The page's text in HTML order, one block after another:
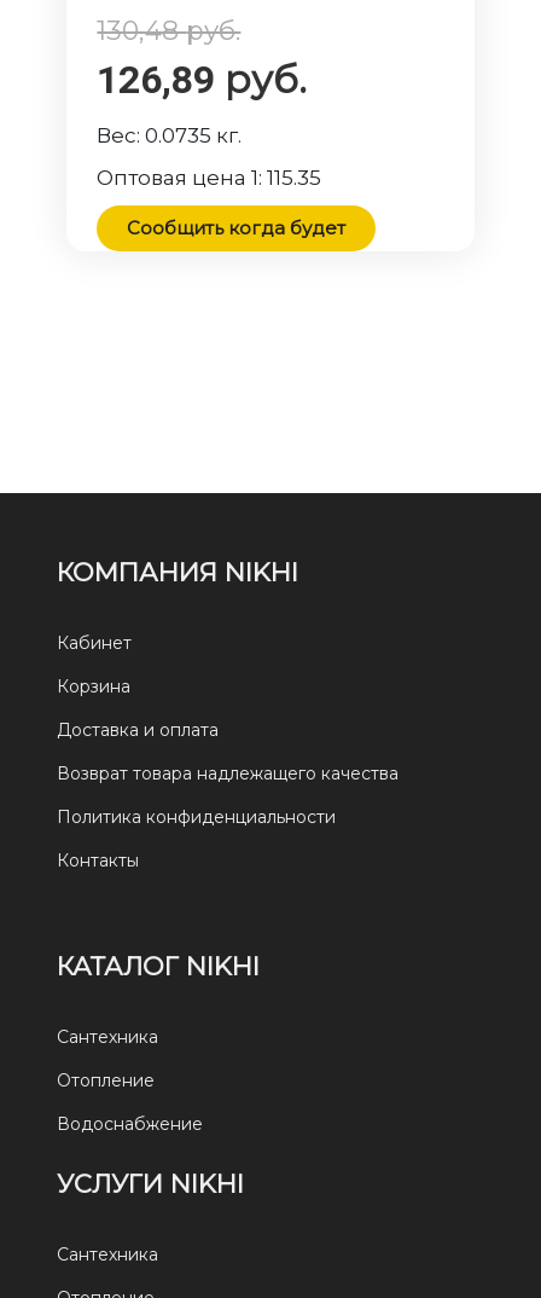
130,48руб.
126,89 руб.
Вес:0.0735 кг.
Оптовая цена 1:115.35
Сообщить когда будет
КОМПАНИЯ NIKHI
Кабинет
Корзина
Доставка и оплата
Возврат товара надлежащего качества
Политика конфиденциальности
Контакты
КАТАЛОГ NIKHI
Сантехника
Отопление
Водоснабжение
УСЛУГИ NIKHI
Сантехника